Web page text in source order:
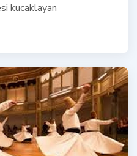
kucaklayan